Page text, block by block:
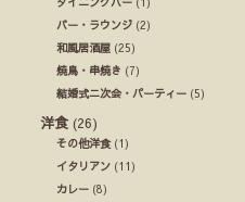
バー・ラウンジ (2)
和風居酒屋 (25)
焼鳥・串焼き (7)
結婚式ニ次会・パーティー (5)
洋食 (26)
その他洋食(1)
イタリアン (11)
カレー (8)